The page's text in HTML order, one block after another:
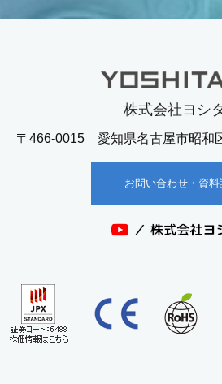
株式会社ヨシ
〒466-0015 愛知県名古屋市昭和
お問い合わせ・資料